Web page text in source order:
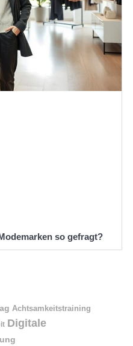
so gefragt?
Achtsamkeitstraining
Digitale